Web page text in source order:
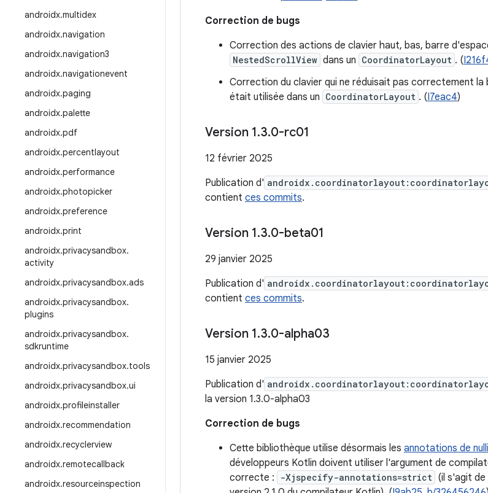
androidx.multidex
androidx.navigation
androidx.navigation3
androidx.navigationevent
androidx.paging
androidx.palette
androidx.pdf
androidx.percentlayout
androidx.performance
androidx.photopicker
androidx.preference
androidx.print
androidx.privacysandbox.
activity
androidx.privacysandbox.ads
androidx.privacysandbox.
plugins
androidx.privacysandbox.
sdkruntime
androidx.privacysandbox.tools
androidx.privacysandbox.ui
androidx.profileinstaller
androidx.recommendation
androidx.recyclerview
androidx.remotecallback
androidx.resourceinspection
Correction de bugs
Correction des actions de clavier haut, bas, barre
NestedScrollView dans un CoordinatorLayout . (
Correction du clavier qui ne réduisait pas correctement
était utilisée dans un CoordinatorLayout . (I7eac4)
Version 1.3.0-rc01
12 février 2025
Publication d'
contient ces commits.
Version 1.3.0-beta01
29 janvier 2025
Publication d'
contient ces commits.
Version 1.3.0-alpha03
15 janvier 2025
Publication d'
la version 1.3.0-alpha03
Correction de bugs
Cette bibliothèque utilise désormais les annotations de
développeurs Kotlin doivent utiliser l'argument de
correcte :
-Xjspecify-annotations=strict (il s'agit